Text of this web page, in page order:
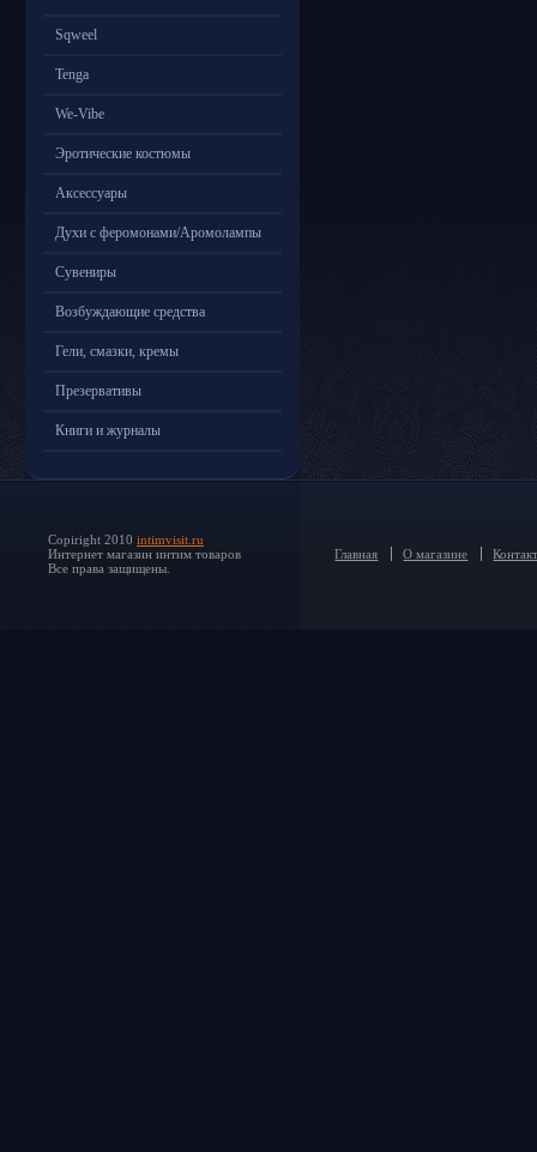
Sqweel
Tenga
We-Vibe
Эротические костюмы
Аксессуары
Духи с феромонами/Аромолампы
Сувениры
Возбуждающие средства
Гели, смазки, кремы
Презервативы
Книги и журналы
Copiright 2010 intimvisit.ru
Интернет магазин интим товаров
Все права защищены.
Главная О магазине